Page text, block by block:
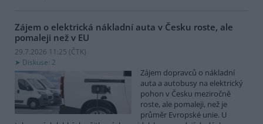
Zájem o elektrická nákladní auta v Česku roste, ale
pomaleji než v EU
29.7.2026 11:25 (ČTK)
Diskuse: 2
Zájem dopravců o nákladní
auta a autobusy na elektrický
pohon v Česku meziročně
roste, ale pomaleji, než je
průměr Evropské unie. U